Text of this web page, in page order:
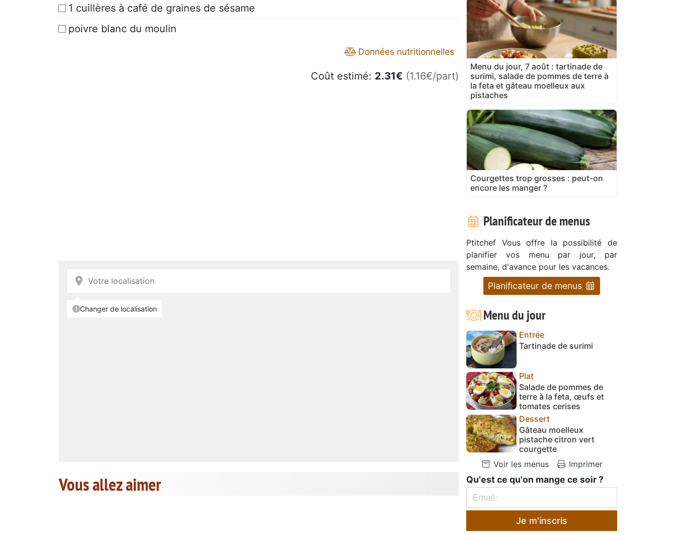
1 cuillères à café de graines de sésame
poivre blanc du moulin
Données nutritionnelles
Coût estimé: 2.31€ (1.16€/part)
Vous allez aimer
Menu du jour, 7 août : tartinade de
surimi, salade de pommes de terre à
la feta et gâteau moelleux aux
pistaches
Courgettes trop grosses : peut-on
encore les manger ?
Planificateur de menus
Ptitchef Vous offre la possibilité de
planifier vos menu par jour, par
semaine, d'avance pour les vacances.
Planificateur de menus
Menu du jour
Entrée
Tartinade de surimi
Plat
Salade de pommes de
terre à la feta, œufs et
tomates cerises
Dessert
Gâteau moelleux
pistache citron vert
courgette
Voir les menus
Imprimer
Qu'est ce qu'on mange ce soir ?
Je m'inscris